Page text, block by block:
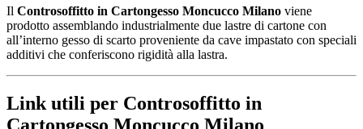
Il Controsoffitto in Cartongesso Moncucco Milano viene
prodotto assemblando industrialmente due lastre di cartone con
all’interno gesso di scarto proveniente da cave impastato con speciali
additivi che conferiscono rigidità alla lastra.
Link utili per Controsoffitto in
Cartongesso Moncucco Milano